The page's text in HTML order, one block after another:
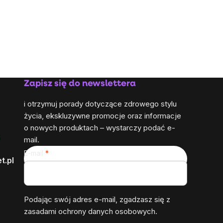
Zapisz się do newslettera
i otrzymuj porady dotyczące zdrowego stylu
życia, ekskluzywne promocje oraz informacje
o nowych produktach – wystarczy podać e-
mail.
E-mail
Podając swój adres e-mail, zgadzasz się z
zasadami ochrony danych osobowych.